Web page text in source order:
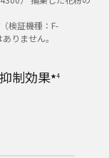
（検証機種：F-
りません。
制効果★4